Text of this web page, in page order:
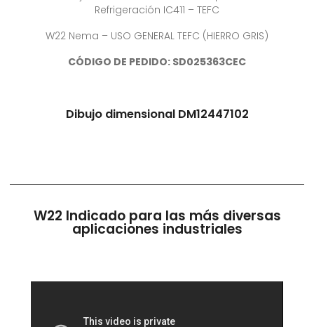
Refrigeración IC411 – TEFC
W22 Nema – USO GENERAL TEFC (HIERRO GRIS)
CÓDIGO DE PEDIDO: SD025363CEC
Dibujo dimensional DM12447102
W22 Indicado para las más diversas
aplicaciones industriales